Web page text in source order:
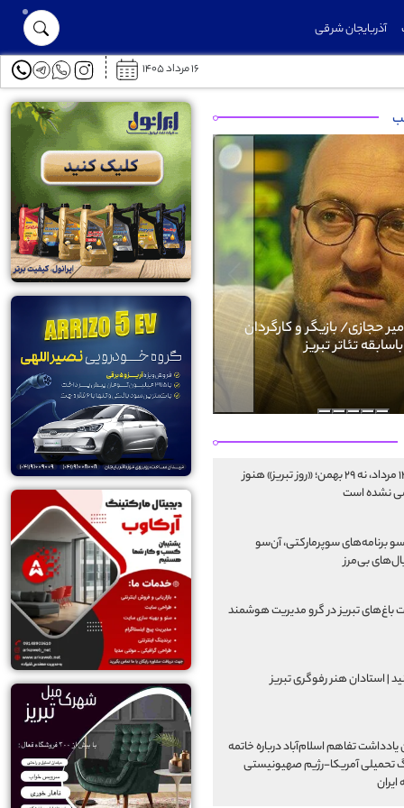
آذربایجان شرقی
۱۶ مرداد ۱۴۰۵
بیوگرافی امیر حجازی/ بازیگر و کارگردان
باسابقه تئاتر تبریز
Next
نه ۱۴ مرداد، نه ۲۹ بهمن؛ «روز تبریز» هنوز
نشده است
برنامه‌های سوپرمارکتی، آن‌سو
بی‌مرز
باغ‌های تبریز در گرو مدیریت هوشمند
| استادان هنر رفوگری تبریز
تفاهم اسلام‌آباد درباره خاتمه
تحمیلی آمریکا-رژیم صهیونیستی
ایران